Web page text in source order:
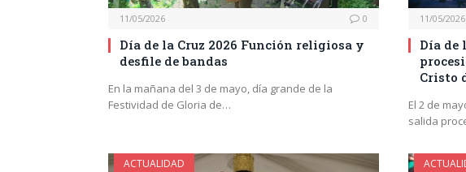
11/05/2026 0
Día de la Cruz 2026 Función religiosa y
desfile de bandas
En la mañana del 3 de mayo, día grande de la
Festividad de Gloria de…
11/05/2026
Día de
Cristo
El 2 de
salida
ACTUALIDAD